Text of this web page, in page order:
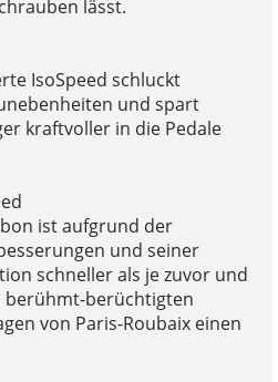
lässt.
IsoSpeed schluckt
und spart
kraftvoller in die Pedale
ist aufgrund der
und seiner
schneller als je zuvor und
berühmt-berüchtigten
von Paris-Roubaix einen